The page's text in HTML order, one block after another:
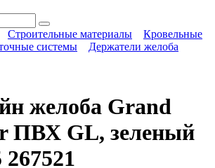
Строительные материалы
Кровельные
системы
Держатели желоба
желоба Grand
ПВХ GL, зеленый